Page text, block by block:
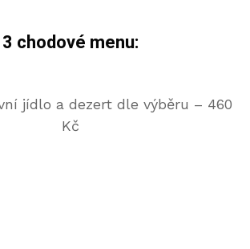
3 chodové menu:
jídlo a dezert dle výběru – 460
Kč